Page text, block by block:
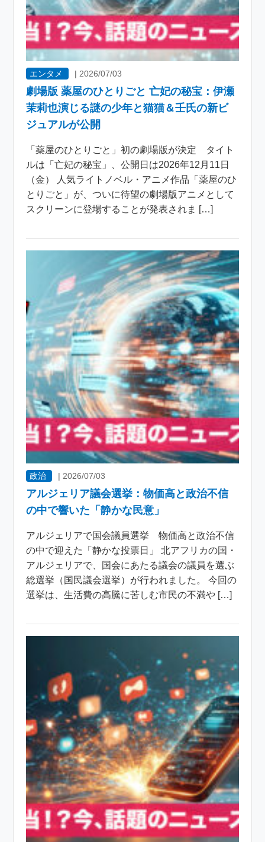
エンタメ | 2026/07/03
劇場版 薬屋のひとりごと 亡妃の秘宝：伊瀬
茉莉也演じる謎の少年と猫猫＆壬氏の新ビ
ジュアルが公開
「薬屋のひとりごと」初の劇場版が決定 タイト
ルは「亡妃の秘宝」、公開日は2026年12月11日
（金） 人気ライトノベル・アニメ作品「薬屋のひ
とりごと」が、ついに待望の劇場版アニメとして
スクリーンに登場することが発表されま […]
政治 | 2026/07/03
アルジェリア議会選挙：物価高と政治不信
の中で響いた「静かな民意」
アルジェリアで国会議員選挙 物価高と政治不信
の中で迎えた「静かな投票日」 北アフリカの国・
アルジェリアで、国会にあたる議会の議員を選ぶ
総選挙（国民議会選挙）が行われました。 今回の
選挙は、生活費の高騰に苦しむ市民の不満や […]